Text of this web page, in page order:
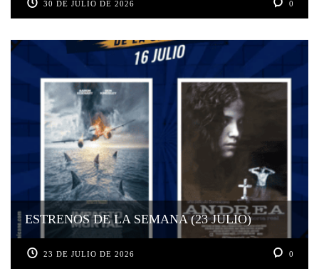
30 DE JULIO DE 2026 0
ESTRENOS DE LA SEMANA (23 JULIO)
23 DE JULIO DE 2026 0